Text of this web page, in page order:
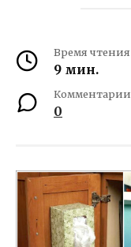
Время чтения
9 мин.
Комментарии
0